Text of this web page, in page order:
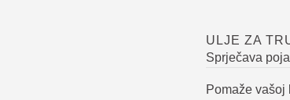
ULJE ZA
Sprječava
Pomaže vašoj